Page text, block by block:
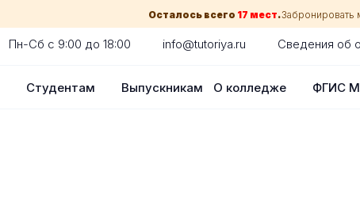
Осталось всего 17 мест.Забронировать
Пн-Сб с 9:00 до 18:00 info@tutoriya.ru Сведения об
Студентам Выпускникам О колледже ФГИС